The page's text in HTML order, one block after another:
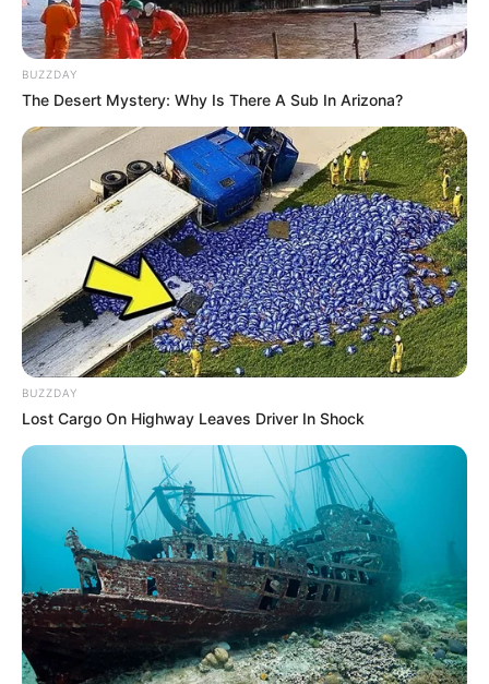
OBSERWUJ NAS W GOOGLE NEWS, BY BYĆ NA
BIEŻĄCO!
Facebook Twitter Google+
Film dokumentalny Netflix Neymar
Neymar
Netflix
Neymar serial Neymar: The Perfect Chaos
piłka
nożna
serial dokumentalny serial o Neymarze
Serial o
BUZZDAY
The Desert Mystery: Why Is There A Sub In Arizona?
BUZZDAY
Lost Cargo On Highway Leaves Driver In Shock